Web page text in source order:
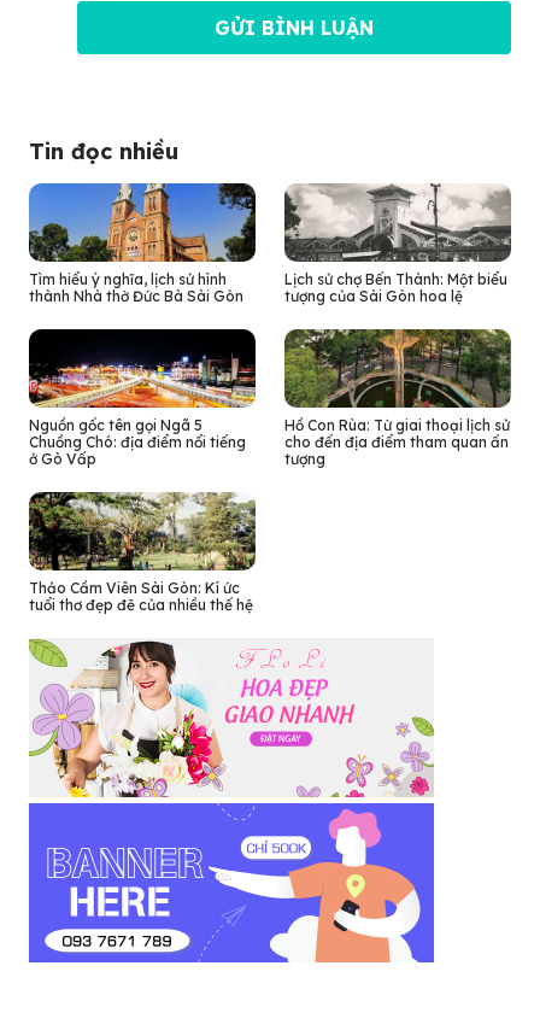
Tin đọc nhiều
Tìm hiểu ý nghĩa, lịch sử hình
thành Nhà thờ Đức Bà Sài Gòn
Lịch sử chợ Bến Thành: Một biểu
tượng của Sài Gòn hoa lệ
Nguồn gốc tên gọi Ngã 5
Chuồng Chó: địa điểm nổi tiếng
ở Gò Vấp
Hồ Con Rùa: Từ giai thoại lịch sử
cho đến địa điểm tham quan ấn
tượng
Thảo Cầm Viên Sài Gòn: Kí ức
tuổi thơ đẹp đẽ của nhiều thế hệ